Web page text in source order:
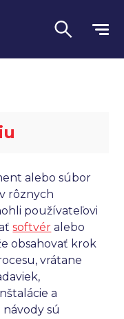
Jazyk
alebo súbor
rôznych
používateľovi
softvér alebo
obsahovať krok
vrátane
a
sú